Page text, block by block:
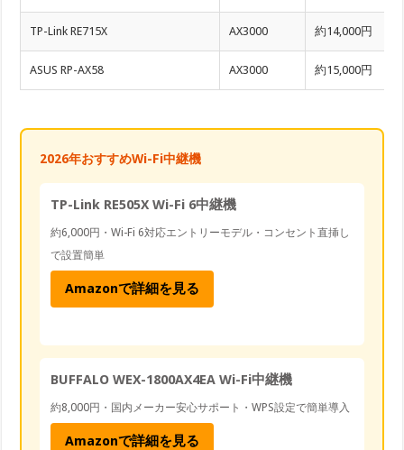
TP-Link RE715X AX3000 約14,000円
ASUS RP-AX58 AX3000 約15,000円
2026年おすすめWi-Fi中継機
TP-Link RE505X Wi-Fi 6中継機
約6,000円・Wi-Fi 6対応エントリーモデル・コンセント直挿し
で設置簡単
Amazonで詳細を見る
BUFFALO WEX-1800AX4EA Wi-Fi中継機
約8,000円・国内メーカー安心サポート・WPS設定で簡単導入
Amazonで詳細を見る